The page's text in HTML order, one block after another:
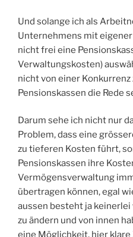
Und solange ich als
Unternehmens mit
nicht frei eine
Verwaltungskosten)
nicht von einer Konkurrenz
Pensionskassen die Rede
Darum sehe ich nicht nur
Problem, dass eine
zu tieferen Kosten führt,
Pensionskassen ihre
Vermögensverwaltung
übertragen können, egal
aussen besteht ja
zu ändern und von innen
eine Möglichkeit, hier klare